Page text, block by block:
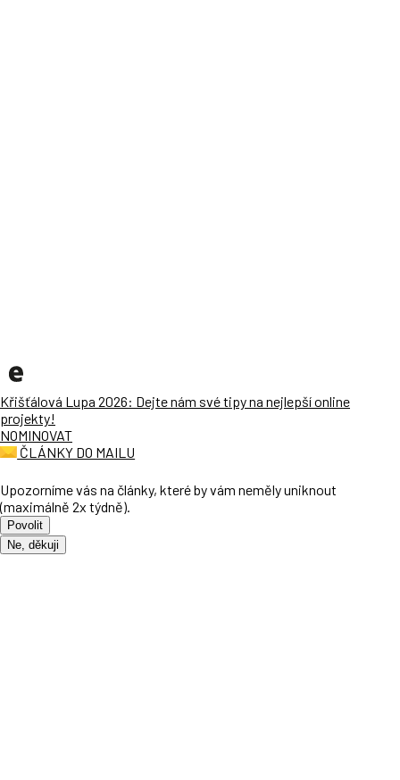
Křišťálová Lupa 2026: Dejte nám své tipy na nejlepší online
projekty!
NOMINOVAT
ČLÁNKY DO MAILU
Upozorníme vás na články, které by vám neměly uniknout
(maximálně 2x týdně).
Povolit
Ne, děkuji